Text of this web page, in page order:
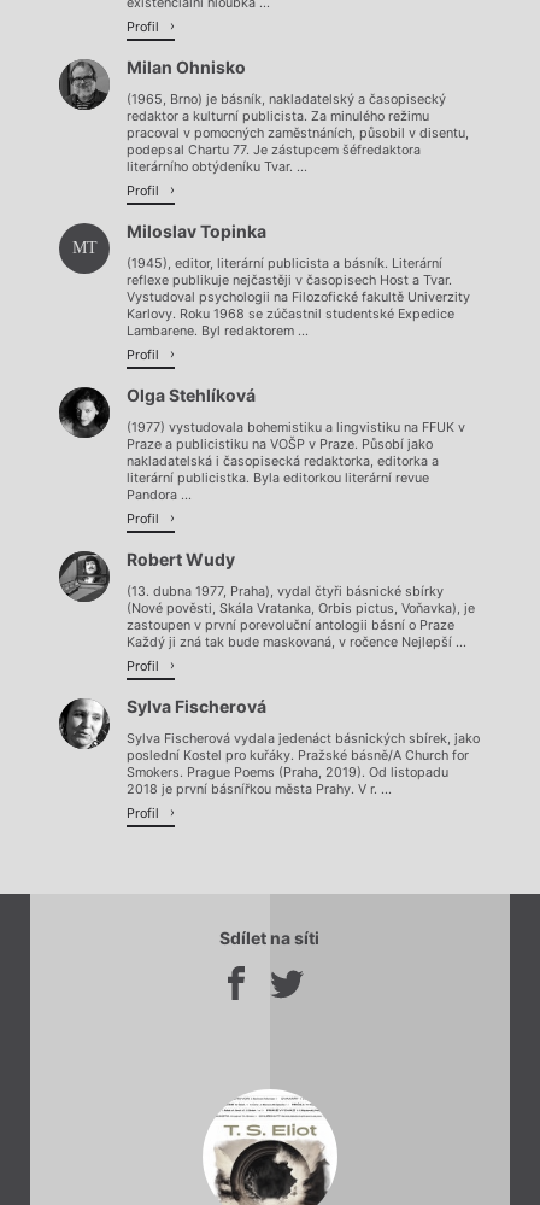
existenciální hloubka ...
Profil
Milan Ohnisko
(1965, Brno) je básník, nakladatelský a časopisecký
redaktor a kulturní publicista. Za minulého režimu
pracoval v pomocných zaměstnáních, působil v disentu,
podepsal Chartu 77. Je zástupcem šéfredaktora
literárního obtýdeníku Tvar. ...
Profil
MT
Miloslav Topinka
(1945), editor, literární publicista a básník. Literární
reflexe publikuje nejčastěji v časopisech Host a Tvar.
Vystudoval psychologii na Filozofické fakultě Univerzity
Karlovy. Roku 1968 se zúčastnil studentské Expedice
Lambarene. Byl redaktorem ...
Profil
Olga Stehlíková
(1977) vystudovala bohemistiku a lingvistiku na FFUK v
Praze a publicistiku na VOŠP v Praze. Působí jako
nakladatelská i časopisecká redaktorka, editorka a
literární publicistka. Byla editorkou literární revue
Pandora ...
Profil
Robert Wudy
(13. dubna 1977, Praha), vydal čtyři básnické sbírky
(Nové pověsti, Skála Vratanka, Orbis pictus, Voňavka), je
zastoupen v první porevoluční antologii básní o Praze
Každý ji zná tak bude maskovaná, v ročence Nejlepší ...
Profil
Sylva Fischerová
Sylva Fischerová vydala jedenáct básnických sbírek, jako
poslední Kostel pro kuřáky. Pražské básně/A Church for
Smokers. Prague Poems (Praha, 2019). Od listopadu
2018 je první básnířkou města Prahy. V r. ...
Profil
Sdílet na síti